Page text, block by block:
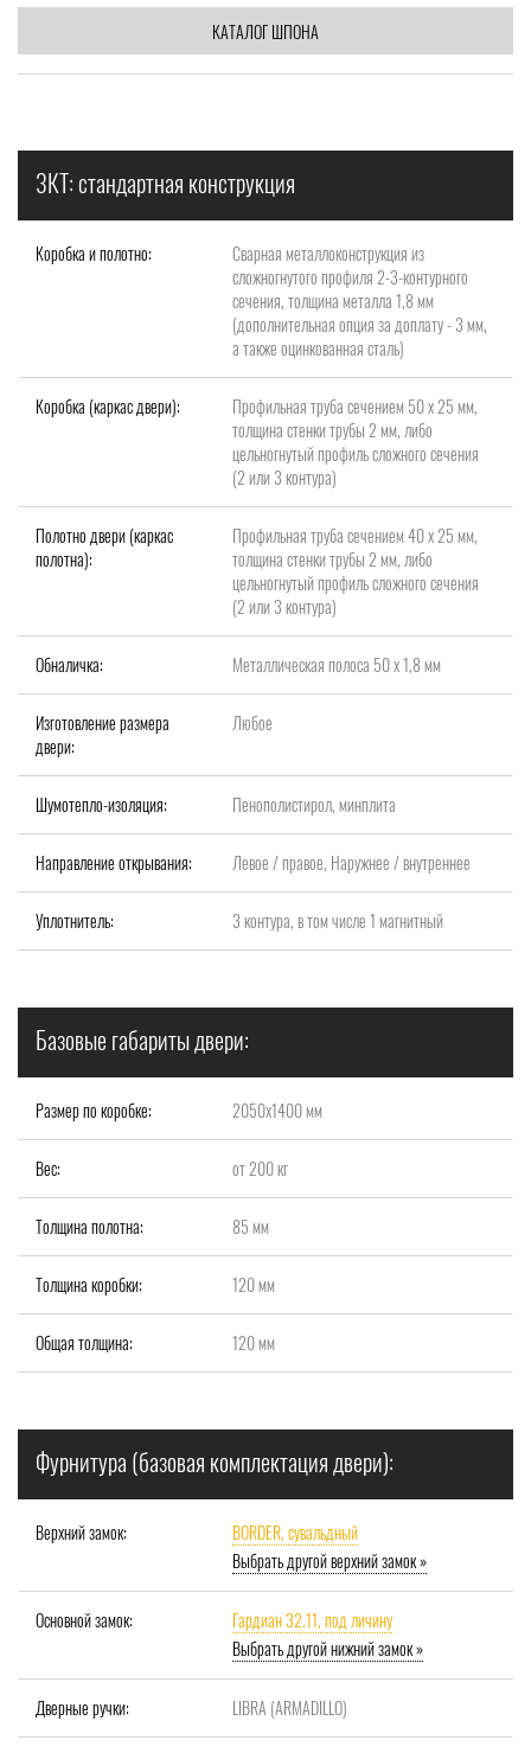
КАТАЛОГ ШПОНА
3КТ: стандартная конструкция
Коробка и полотно:
Сварная металлоконструкция из
сложногнутого профиля 2-3-контурного
сечения, толщина металла 1,8 мм
(дополнительная опция за доплату - 3 мм,
а также оцинкованная сталь)
Коробка (каркас двери):
Профильная труба сечением 50 х 25 мм,
толщина стенки трубы 2 мм, либо
цельногнутый профиль сложного сечения
(2 или 3 контура)
Полотно двери (каркас
полотна):
Профильная труба сечением 40 х 25 мм,
толщина стенки трубы 2 мм, либо
цельногнутый профиль сложного сечения
(2 или 3 контура)
Обналичка: Металлическая полоса 50 х 1,8 мм
Изготовление размера
двери:
Любое
Шумотепло-изоляция: Пенополистирол, минплита
Направление открывания: Левое / правое, Наружнее / внутреннее
Уплотнитель: 3 контура, в том числе 1 магнитный
Базовые габариты двери:
Размер по коробке: 2050х1400 мм
Вес: от 200 кг
Толщина полотна: 85 мм
Толщина коробки: 120 мм
Общая толщина: 120 мм
Фурнитура (базовая комплектация двери):
Верхний замок:
BORDER, сувальдный
Выбрать другой верхний замок »
Основной замок:
Гардиан 32.11, под личину
Выбрать другой нижний замок »
Дверные ручки: LIBRA (ARMADILLO)